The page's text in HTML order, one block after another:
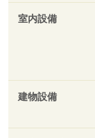
室内設備
建物設備